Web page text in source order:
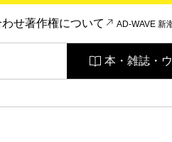
わせ著作権について AD-WAVE 新
本・雑誌・